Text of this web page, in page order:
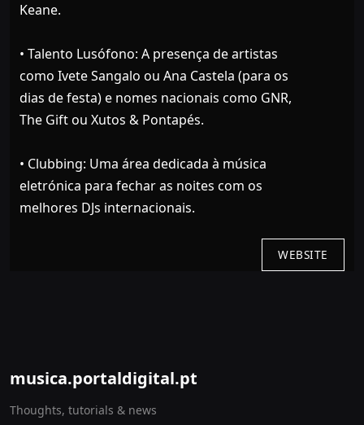
Keane.
• Talento Lusófono: A presença de artistas
como Ivete Sangalo ou Ana Castela (para os
dias de festa) e nomes nacionais como GNR,
The Gift ou Xutos & Pontapés.
• Clubbing: Uma área dedicada à música
eletrónica para fechar as noites com os
melhores DJs internacionais.
WEBSITE
musica.portaldigital.pt
Thoughts, tutorials & news